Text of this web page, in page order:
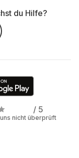
du Hilfe?
/ 5
nicht überprüft